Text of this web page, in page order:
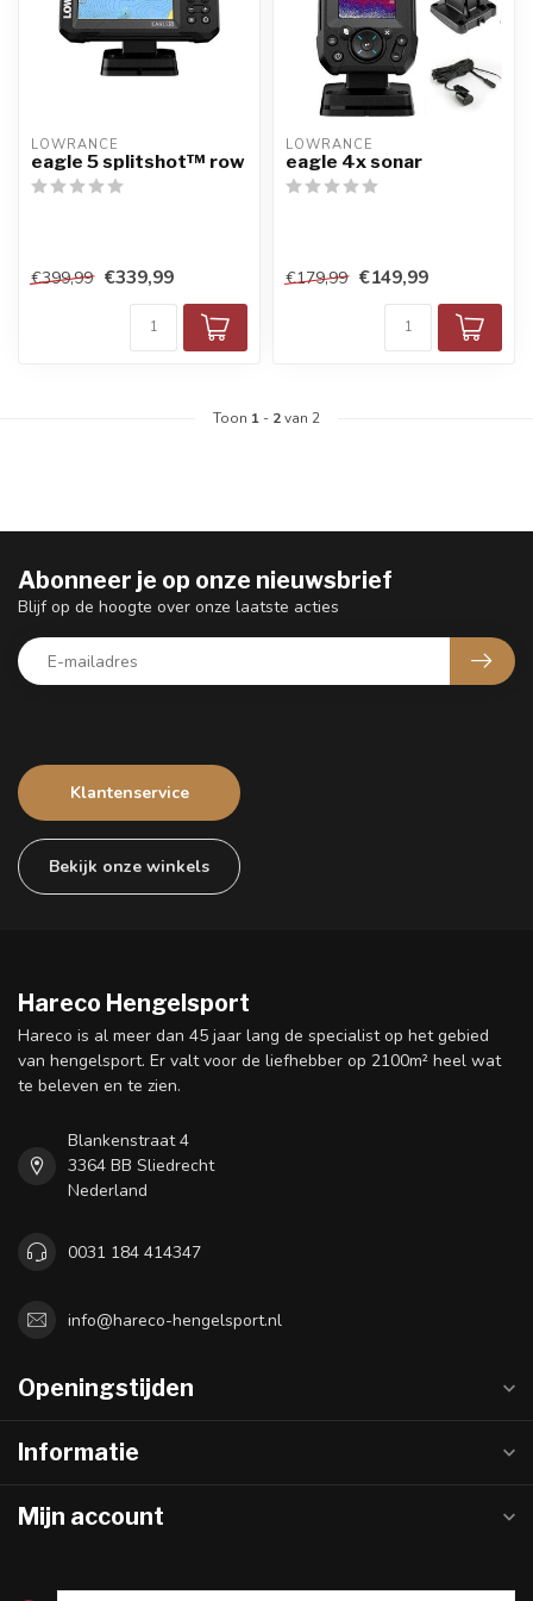
LOWRANCE
eagle 5 splitshot™ row
€399,99 €339,99
LOWRANCE
eagle 4x sonar
€179,99 €149,99
Toon 1 - 2van 2
Klantenservice
Bekijk onze winkels
Abonneer je op onze nieuwsbrief
Blijf op de hoogte over onze laatste acties
Hareco Hengelsport
Hareco is al meer dan 45 jaar lang de specialist op het gebied
van hengelsport. Er valt voor de liefhebber op 2100m² heel wat
te beleven en te zien.
Blankenstraat 4
3364 BB Sliedrecht
Nederland
0031 184 414347
info@hareco-hengelsport.nl
Openingstijden
Informatie
Mijn account